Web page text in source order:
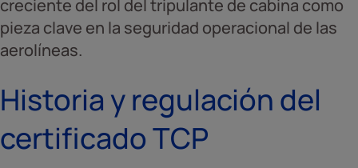
creciente del rol del tripulante de cabina como
pieza clave en la seguridad operacional de las
aerolíneas.
Historia y regulación del
certificado TCP